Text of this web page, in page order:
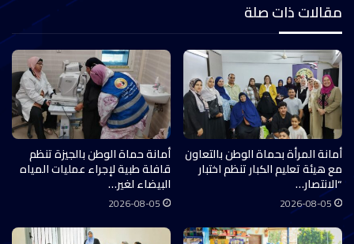
مقالات ذات صلة
أمانة المرأة بحماة الوطن بالتعاون
مع هيئة تعليم الكبار تنظم اختبار
“الانتصار…
2026-08-05
أمانة حماة الوطن بالجيزة تنظم
قافلة طبية لإجراء عمليات المياه
البيضاء لغير…
2026-08-05